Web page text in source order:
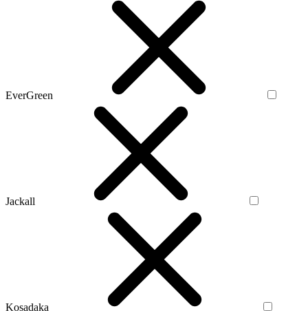
EverGreen
Jackall
Kosadaka